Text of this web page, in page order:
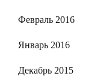
Февраль 2016
Январь 2016
Декабрь 2015